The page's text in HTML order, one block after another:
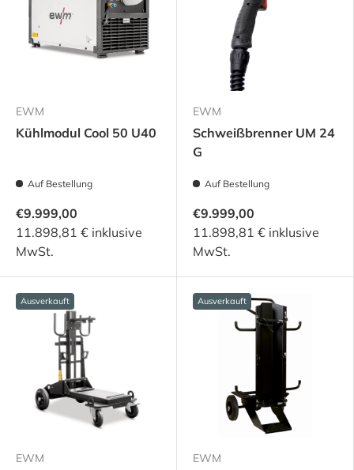
EWM
Kühlmodul Cool 50 U40
Auf Bestellung
€9.999,00
11.898,81 € inklusive
MwSt.
EWM
Schweißbrenner UM 24
G
Auf Bestellung
€9.999,00
11.898,81 € inklusive
MwSt.
Ausverkauft
EWM
Ausverkauft
EWM